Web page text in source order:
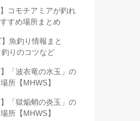
コモチアミアが釣れ
すめ場所まとめ
】魚釣り情報まと
りのコツなど
「波衣竜の水玉」の
所【MHWS】
「獄焔蛸の炎玉」の
所【MHWS】